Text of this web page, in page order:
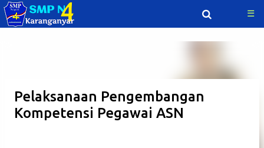
☰
Pelaksanaan Pengembangan
Kompetensi Pegawai ASN